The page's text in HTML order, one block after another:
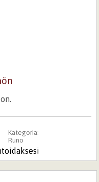
Kategoria:
Runo